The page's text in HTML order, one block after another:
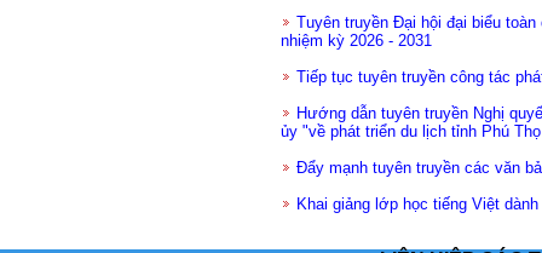
Tuyên truyền Đại hội đại biểu
nhiệm kỳ 2026 - 2031
Tiếp tục tuyên truyền công tác
Hướng dẫn tuyên truyền Nghị
ủy "về phát triển du lịch tỉnh Phú
Đẩy mạnh tuyên truyền các văn
Khai giảng lớp học tiếng Việt